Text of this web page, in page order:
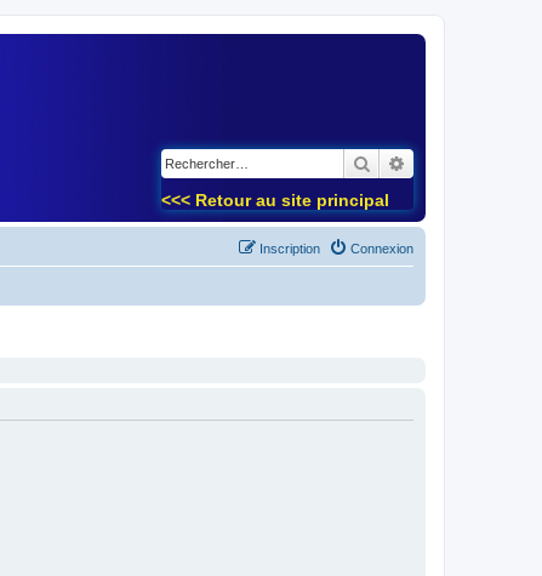
Rechercher
<<< Retour au site principal
Connexion
Inscription